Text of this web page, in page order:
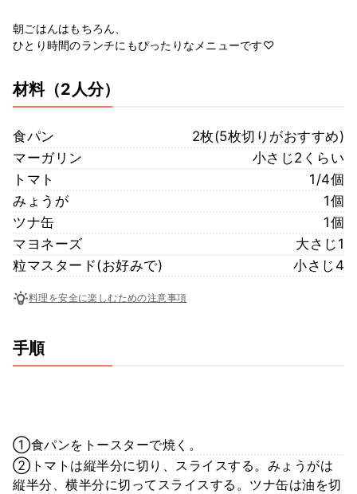
朝ごはんはもちろん、
ひとり時間のランチにもぴったりなメニューです♡
材料（2人分）
食パン
2枚(5枚切りがおすすめ)
マーガリン
小さじ2くらい
トマト
1/4個
みょうが
1個
ツナ缶
1個
マヨネーズ
大さじ1
粒マスタード(お好みで)
小さじ4
料理を安全に楽しむための注意事項
手順
①食パンをトースターで焼く。
②トマトは縦半分に切り、スライスする。みょうがは
縦半分、横半分に切ってスライスする。ツナ缶は油を切